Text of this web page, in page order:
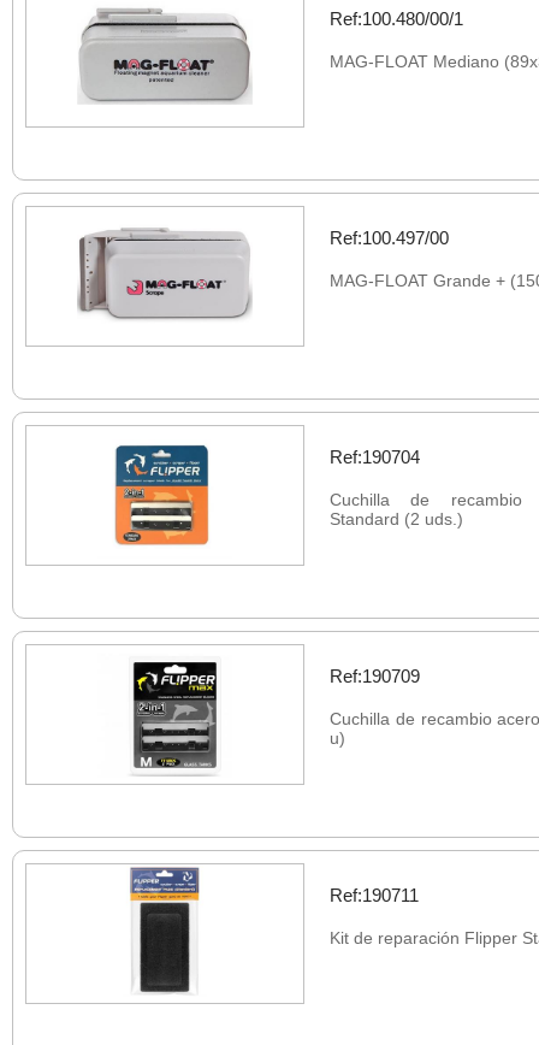
Ref:100.480/00/1
MAG-FLOAT Mediano
Ref:100.497/00
MAG-FLOAT Grande +
Ref:190704
Cuchilla de recambio
Standard (2 uds.)
Ref:190709
Cuchilla de recambio
u)
Ref:190711
Kit de reparación Flipper